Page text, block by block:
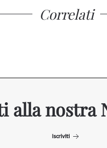
Correlati
alla nostra
Iscriviti